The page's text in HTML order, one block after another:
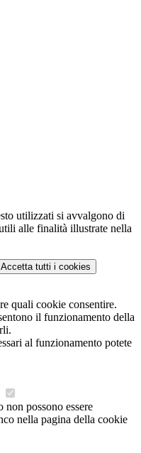
utilizzati si avvalgono di
alle finalità illustrate nella
Accetta tutti i cookies
quali cookie consentire.
il funzionamento della
al funzionamento potete
possono essere
nella pagina della cookie